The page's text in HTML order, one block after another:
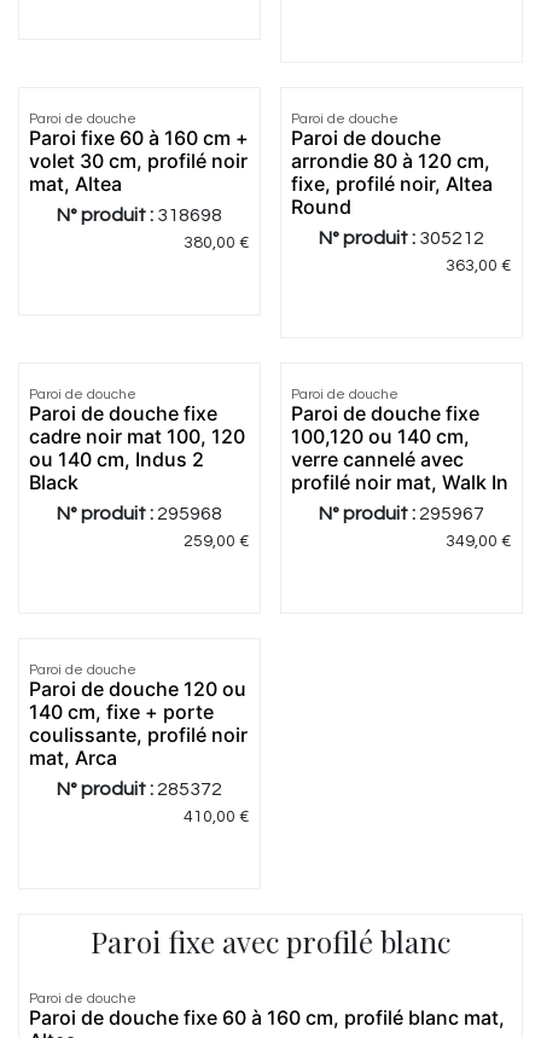
Paroi de douche
Paroi fixe 60 à 160 cm +
volet 30 cm, profilé noir
mat, Altea
N° produit : 318698
380,00 €
Paroi de douche
Paroi de douche
arrondie 80 à 120 cm,
fixe, profilé noir, Altea
Round
N° produit : 305212
363,00 €
Meilleur
prix
Paroi de douche
Paroi de douche fixe
cadre noir mat 100, 120
ou 140 cm, Indus 2
Black
N° produit : 295968
259,00 €
Meilleur
prix
Paroi de douche
Paroi de douche fixe
100,120 ou 140 cm,
verre cannelé avec
profilé noir mat, Walk In
N° produit : 295967
349,00 €
Paroi de douche
Paroi de douche 120 ou
140 cm, fixe + porte
coulissante, profilé noir
mat, Arca
N° produit : 285372
410,00 €
Paroi fixe avec profilé blanc
Paroi de douche
Paroi de douche fixe 60 à 160 cm, profilé blanc mat,